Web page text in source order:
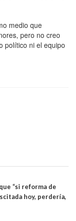
medio que
pero no creo
político ni el equipo
“si reforma de
hoy, perdería,
una victoria de la